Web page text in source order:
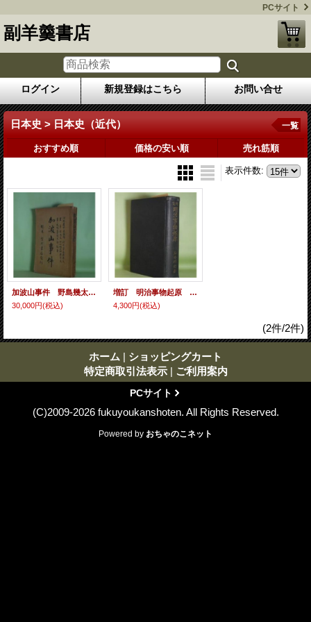
PCサイト
副羊羹書店
ログイン 新規登録はこちら お問い合せ
日本史 > 日本史（近代） 一覧
おすすめ順 価格の安い順 売れ筋順
表示件数:
加波山事件 野島幾太郎 編著/新井章吾、星亨、田村順之助 序文
30,000円(税込)
増訂 明治事物起原 石井研堂 著
4,300円(税込)
(2件/2件)
ホーム | ショッピングカート
特定商取引法表示 | ご利用案内
PCサイト
(C)2009-2026 fukuyoukanshoten. All Rights Reserved.
Powered by おちゃのこネット